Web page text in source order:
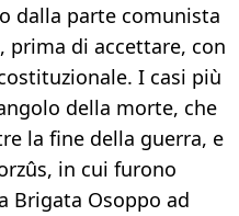
dalla parte comunista
di accettare, con
I casi più
della morte, che
la fine della guerra, e
in cui furono
Brigata Osoppo ad